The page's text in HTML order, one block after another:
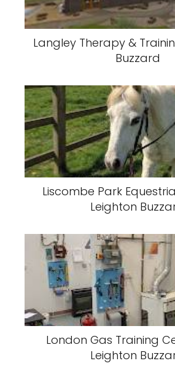
Langley Therapy &
Buzzard
Liscombe Park
Leighton
London Gas Training
Leighton